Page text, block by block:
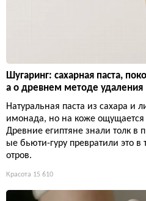
Шугаринг: сахарная паста,
а о древнем методе удаления
Натуральная паста из сахара и
имонада, но на коже ощущается
Древние египтяне знали толк в
ые бьюти-гуру превратили это
отров.
Красота 15 610